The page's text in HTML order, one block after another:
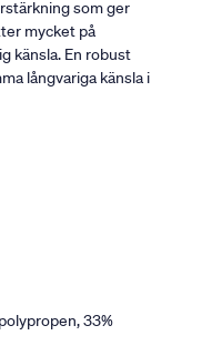
som ger
mycket på
känsla. En robust
långvariga känsla i
33%